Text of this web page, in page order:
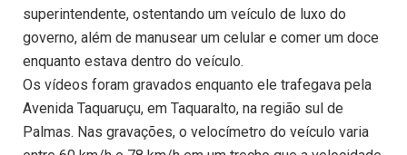
superintendente, ostentando um veículo de luxo do
governo, além de manusear um celular e comer um doce
enquanto estava dentro do veículo.
Os vídeos foram gravados enquanto ele trafegava pela
Avenida Taquaruçu, em Taquaralto, na região sul de
Palmas. Nas gravações, o velocímetro do veículo varia